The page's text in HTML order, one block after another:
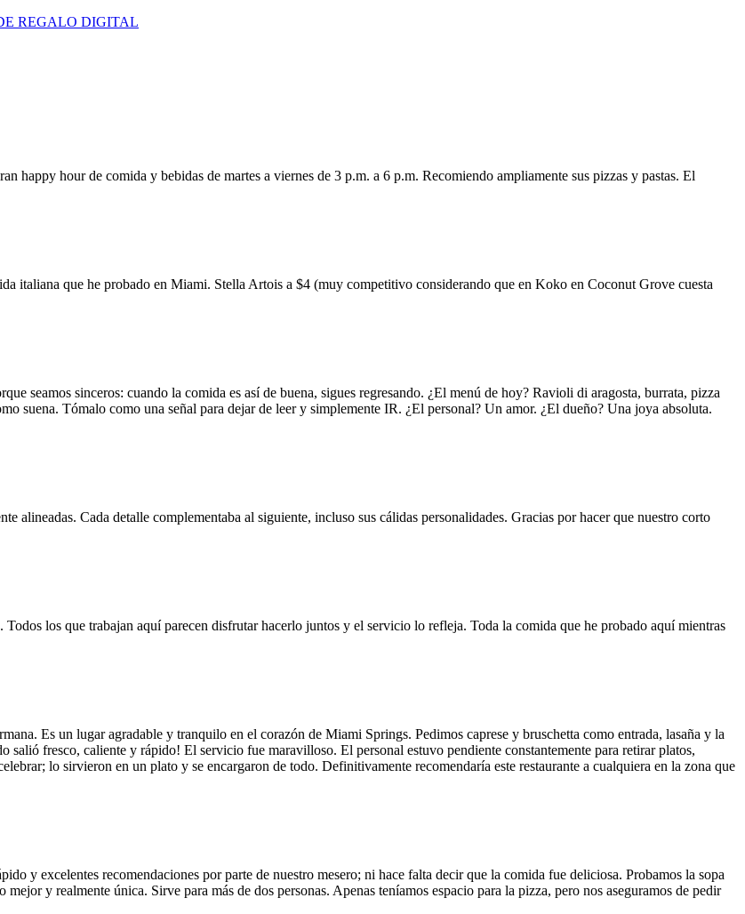
REGALO DIGITAL
happy hour de comida y bebidas de martes a viernes de 3 p.m. a 6 p.m. Recomiendo ampliamente sus pizzas y pastas. El
italiana que he probado en Miami. Stella Artois a $4 (muy competitivo considerando que en Koko en Coconut Grove cuesta
seamos sinceros: cuando la comida es así de buena, sigues regresando. ¿El menú de hoy? Ravioli di aragosta, burrata, pizza
suena. Tómalo como una señal para dejar de leer y simplemente IR. ¿El personal? Un amor. ¿El dueño? Una joya absoluta.
alineadas. Cada detalle complementaba al siguiente, incluso sus cálidas personalidades. Gracias por hacer que nuestro corto
los que trabajan aquí parecen disfrutar hacerlo juntos y el servicio lo refleja. Toda la comida que he probado aquí mientras
Es un lugar agradable y tranquilo en el corazón de Miami Springs. Pedimos caprese y bruschetta como entrada, lasaña y la
salió fresco, caliente y rápido! El servicio fue maravilloso. El personal estuvo pendiente constantemente para retirar platos,
lo sirvieron en un plato y se encargaron de todo. Definitivamente recomendaría este restaurante a cualquiera en la zona que
y excelentes recomendaciones por parte de nuestro mesero; ni hace falta decir que la comida fue deliciosa. Probamos la sopa
y realmente única. Sirve para más de dos personas. Apenas teníamos espacio para la pizza, pero nos aseguramos de pedir